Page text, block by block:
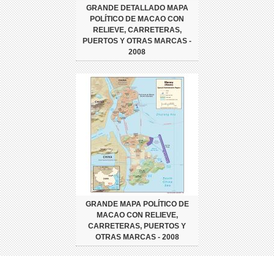
GRANDE DETALLADO MAPA
POLÍTICO DE MACAO CON
RELIEVE, CARRETERAS,
PUERTOS Y OTRAS MARCAS -
2008
GRANDE MAPA POLÍTICO DE
MACAO CON RELIEVE,
CARRETERAS, PUERTOS Y
OTRAS MARCAS - 2008